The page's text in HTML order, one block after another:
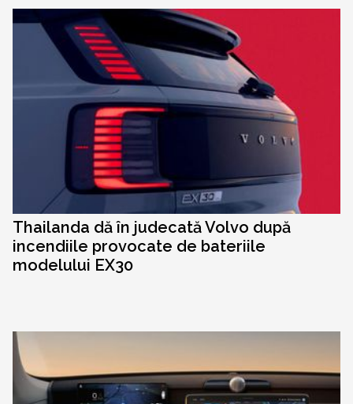
Thailanda dă în judecată Volvo după
incendiile provocate de bateriile
modelului EX30